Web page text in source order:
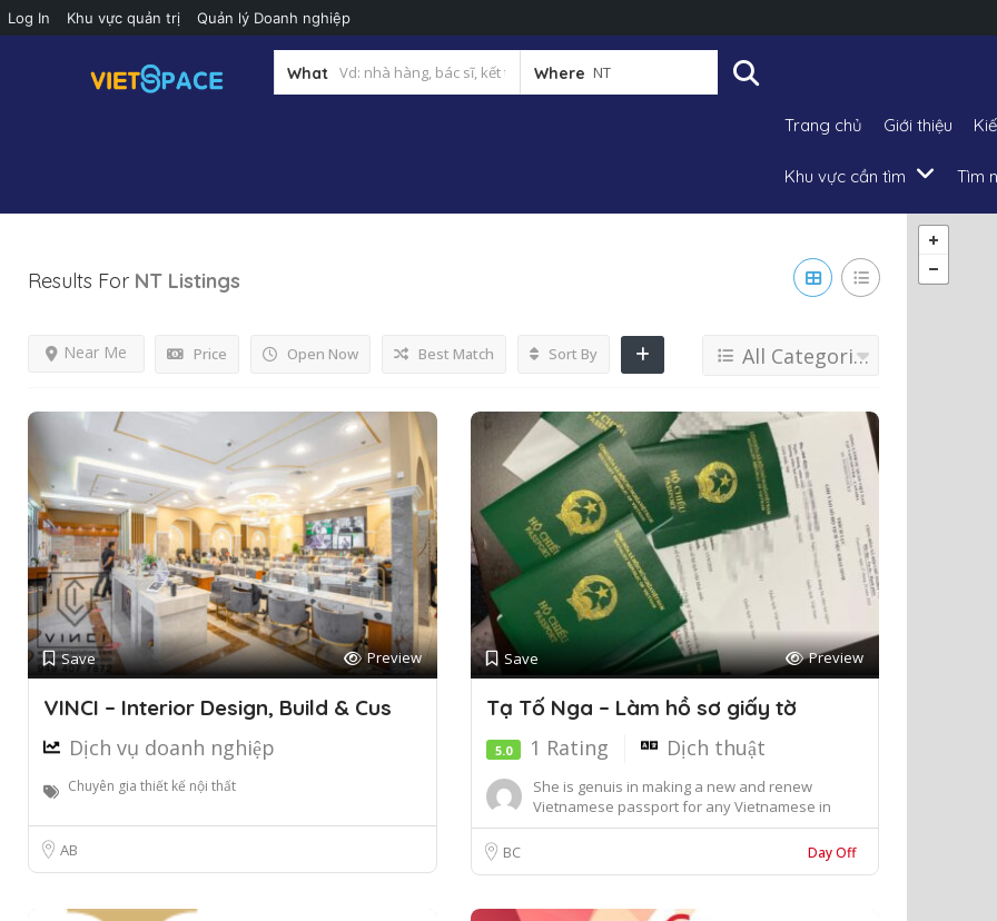
Log In Khu vực quản trị Quản lý Doanh nghiệp
What Where
Trang chủ Giới thiệu
Khu vực cần tìm Tìm
Results For NT Listings
Price Open Now
Near Me Best Match Sort By All Categories
Save Preview
VINCI – Interior Design, Build & Cus
Dịch vụ doanh nghiệp
Chuyên gia thiết kế nội thất
AB
Save Preview
Tạ Tố Nga – Làm hồ sơ giấy tờ
5.0 1 Rating Dịch thuật
She is genuis in making a new and renew
Vietnamese passport for any Vietnamese in
Greater Vanco...
BC
Day Off